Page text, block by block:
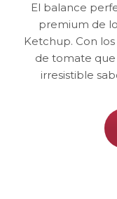
El balance
premium de
Ketchup. Con
de tomate
irresistible